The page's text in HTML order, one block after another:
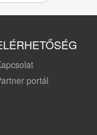
portál